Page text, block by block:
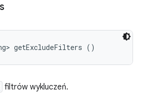
getExcludeFilters ()
filtrów wykluczeń.